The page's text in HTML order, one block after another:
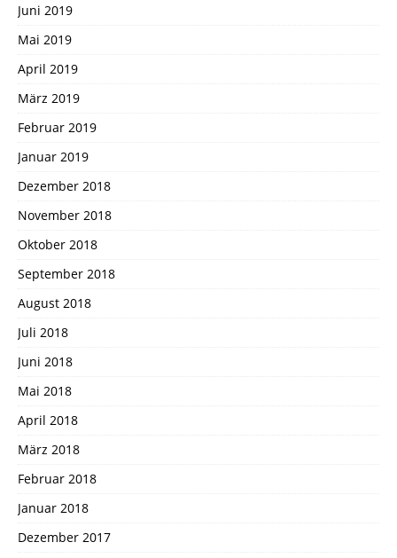
Juni 2019
Mai 2019
April 2019
März 2019
Februar 2019
Januar 2019
Dezember 2018
November 2018
Oktober 2018
September 2018
August 2018
Juli 2018
Juni 2018
Mai 2018
April 2018
März 2018
Februar 2018
Januar 2018
Dezember 2017